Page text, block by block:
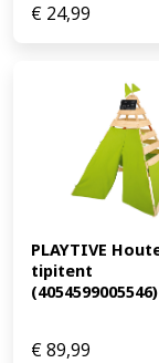
€ 24,99
PLAYTIVE
tipitent
(4054599005546)
€89,99